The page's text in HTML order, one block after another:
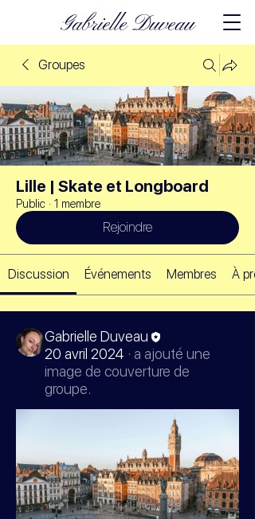
Gabrielle Duveau
Groupes
Lille | Skate et Longboard
Public · 1 membre
Rejoindre
Discussion Événements Membres À
Gabrielle Duveau
20 avril 2024 · a ajouté une
image de couverture de
groupe.